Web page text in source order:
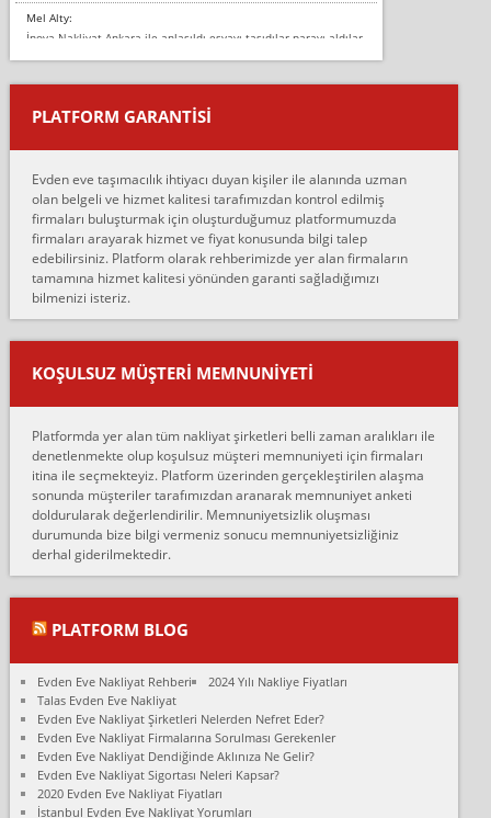
Mel Alty:
İnova Nakliyat Ankara ile anlaşıldı eşyayı taşıdılar parayı aldılar.
Salon duvarına bir baktım birisi boydan alüminyum renkli bantı
yapıştırm...
Murat:
çalıştıklarını, müş...
Ahmet:
Lüleburgaz güngünes evden eve naklyat eşyalarımı taşımak için
anlaştık sabah eve geldiklerinde de eşyalarımı düzgün şekilde
sarcaz demelerine r...
mehmet güldü:
Ankara ALİCANLAR NAKLİYAT Tutarsız ve ticari ahlak problemleri
var verdikleri fiyat teklifini arttırdılar. Sonrasında taşıma gününde
oldukça tutarsı...
Ankara Alicanlar naklyat tel 5465524025. 2600 TL'ye ankaradan
Konya ya Alicanlar naklyat la anlaştık bu şahıs evin taşınacağı gün
fiyatın mazoto gele...
Fatih kokmese:
Diyarbakır dan eşyamı getirtmek için anlaştım sözleşme yaptım.
Son anda fiyat artırdılar.. mecburiyetten tasittim.. bu kişiler ağrılı
Ali:
olduk. Asansörlü dediler sonra uraya asansör kurulmaz dediler
fark istediler. ortada asa...
Nimet:
Ben 2021 Ağustos ilk haftası Evimi taşıdım yani İstanbul'un bir
Mahallesi'nden bir başka Mahallesi'ne yani Ümraniye bölgesinde
oturuyorum önceleri ara...
PLATFORM GARANTİSİ
Evden eve taşımacılık ihtiyacı duyan kişiler ile alanında uzman
olan belgeli ve hizmet kalitesi tarafımızdan kontrol edilmiş
firmaları buluşturmak için oluşturduğumuz platformumuzda
firmaları arayarak hizmet ve fiyat konusunda bilgi talep
edebilirsiniz. Platform olarak rehberimizde yer alan firmaların
tamamına hizmet kalitesi yönünden garanti sağladığımızı
bilmenizi isteriz.
KOŞULSUZ MÜŞTERI MEMNUNIYETI
Platformda yer alan tüm nakliyat şirketleri belli zaman aralıkları ile
denetlenmekte olup koşulsuz müşteri memnuniyeti için firmaları
itina ile seçmekteyiz. Platform üzerinden gerçekleştirilen alaşma
sonunda müşteriler tarafımızdan aranarak memnuniyet anketi
doldurularak değerlendirilir. Memnuniyetsizlik oluşması
durumunda bize bilgi vermeniz sonucu memnuniyetsizliğiniz
derhal giderilmektedir.
PLATFORM BLOG
Evden Eve Nakliyat Rehberi
2024 Yılı Nakliye Fiyatları
Talas Evden Eve Nakliyat
Evden Eve Nakliyat Şirketleri Nelerden Nefret Eder?
Evden Eve Nakliyat Firmalarına Sorulması Gerekenler
Evden Eve Nakliyat Dendiğinde Aklınıza Ne Gelir?
Evden Eve Nakliyat Sigortası Neleri Kapsar?
2020 Evden Eve Nakliyat Fiyatları
İstanbul Evden Eve Nakliyat Yorumları